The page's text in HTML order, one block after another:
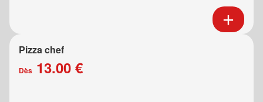
Pizza chef
Dès 13.00 €